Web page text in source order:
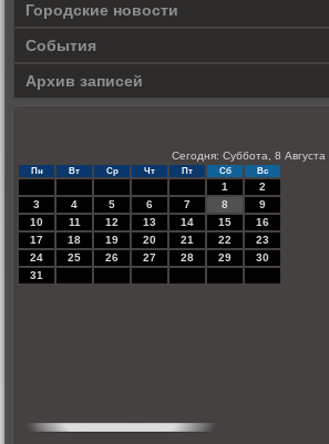
Городские новости
События
Архив записей
Сегодня: Суббота, 8 Августа
Пн Вт Ср Чт Пт Сб Вс
1
2
3
4 5 6 7 8
9
10
11 12 13 14 15
16
17
18 19 20 21 22
23
24
25 26 27 28 29
30
31